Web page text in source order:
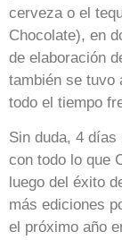
cerveza o el
Chocolate), en
de elaboración
también se tuvo
todo el tiempo
Sin duda, 4
con todo lo que
luego del éxito
más ediciones
el próximo año